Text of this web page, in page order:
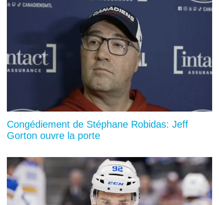
Congédiement de Stéphane Robidas: Jeff
Gorton ouvre la porte